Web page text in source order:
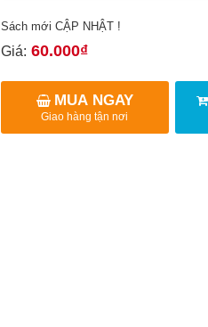
Sách mới CẬP NHẬT !
Giá: 60.000₫
MUA NGAY
Giao hàng tận nơi